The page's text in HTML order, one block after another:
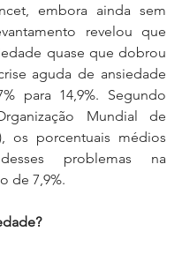
embora ainda sem
revelou que
quase que dobrou
aguda de ansiedade
para 14,9%. Segundo
Mundial de
os porcentuais médios
problemas na
de 7,9%.